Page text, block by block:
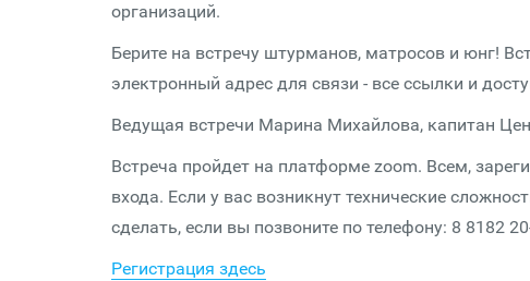
организаций.
Берите на встречу штурманов, матросов и юнг!
электронный адрес для связи - все ссылки и
Ведущая встречи Марина Михайлова, капитан
Встреча пройдет на платформе zoom. Всем,
входа. Если у вас возникнут технические
сделать, если вы позвоните по телефону: 8 8182
Регистрация здесь